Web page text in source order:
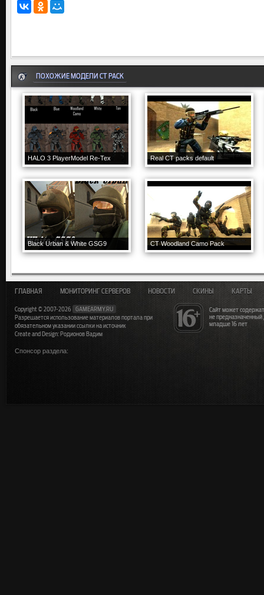
ПОХОЖИЕ МОДЕЛИ CT PACK
HALO 3 PlayerModel Re-Tex Real CT packs default
Black Urban & White GSG9 CT Woodland Camo Pack
Сайт может
не
младше 16 лет
ГЛАВНАЯ МОНИТОРИНГ СЕРВЕРОВ НОВОСТИ СКИНЫ КАРТЫ
Copyright © 2007-2026
GAMEARMY.RU
Разрешается использование материалов портала при
обязательном указании ссылки на источник
Create and Design: Родионов Вадим
Спонсор раздела: